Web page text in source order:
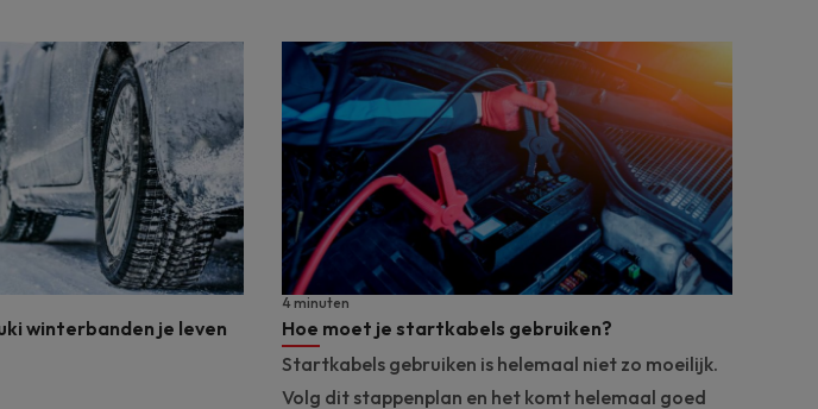
winterbanden je leven
Hoe moet je startkabels gebruiken?
4 minuten
Startkabels gebruiken is helemaal niet zo moeilijk.
Volg dit stappenplan en het komt helemaal goed